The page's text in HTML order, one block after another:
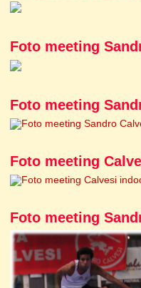
Foto meeting
Foto meeting
Foto meeting
Foto meeting